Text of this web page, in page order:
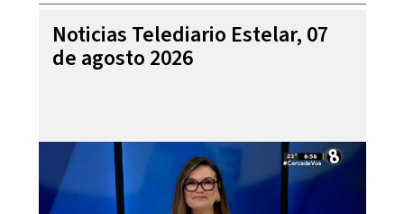
Noticias Telediario Estelar, 07
de agosto 2026